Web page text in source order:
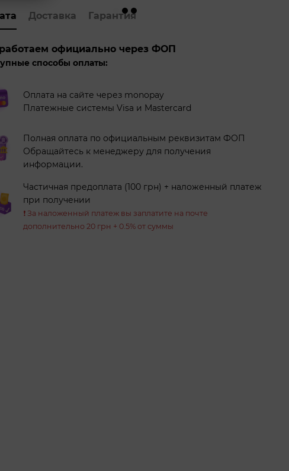
Доставка Гарантия
официально через ФОП
способы оплаты:
Оплата на сайте через monopay
Платежные системы Visa и Mastercard
Полная оплата по официальным реквизитам ФОП
Обращайтесь к менеджеру для получения
информации.
Частичная предоплата (100 грн) + наложенный платеж
при получении
❗️ За наложенный платеж вы заплатите на почте
дополнительно 20 грн + 0.5% от суммы